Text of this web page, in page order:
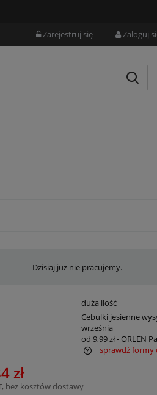
Zarejestruj się Zaloguj
Dzisiaj już nie pracujemy.
duża ilość
Cebulki jesienne
września
od 9,99 zł- ORLEN
kosztów
sprawdź formy
zł
bez kosztów dostawy